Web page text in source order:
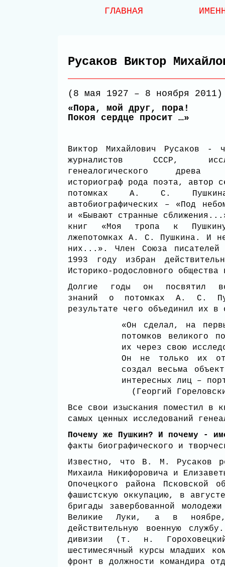
ГЛАВНАЯ
Русаков Виктор
(8 мая 1927 – 8 ноября 2011)
«Пора, мой друг, пора!
Покоя сердце просит …»
Виктор Михайлович Русаков -
журналистов СССР,
генеалогического древа
историограф рода поэта, автор
потомках А. С.
автобиографических – «Под
и «Бывают странные
книг «Моя тропа к
лжепотомках А. С. Пушкина. И
них...». Член Союза писателей
1993 году избран
Историко-родословного
Долгие годы он посвятил
знаний о потомках А. С.
результате чего объединил их
«Он сделал, на
потомков великого
их через свою
Он не только их
создал весьма
интересных лиц –
(Георгий
Все свои изыскания поместил в
самых ценных исследований
Почему же Пушкин? И почему -
факты биографического и
Известно, что В. М. Русаков
Михаила Никифоровича и
Опочецкого района Псковской
фашистскую оккупацию, в
бригады завербованной
Великие Луки, а в ноябре,
действительную военную
дивизии (т. н.
шестимесячный курсы младших
фронт в должности командира